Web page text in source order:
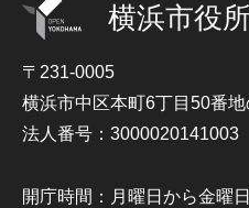
横浜市役所
〒231-0005
横浜市中区本町6丁目50番
法人番号：3000020141003
開庁時間：月曜日から金曜